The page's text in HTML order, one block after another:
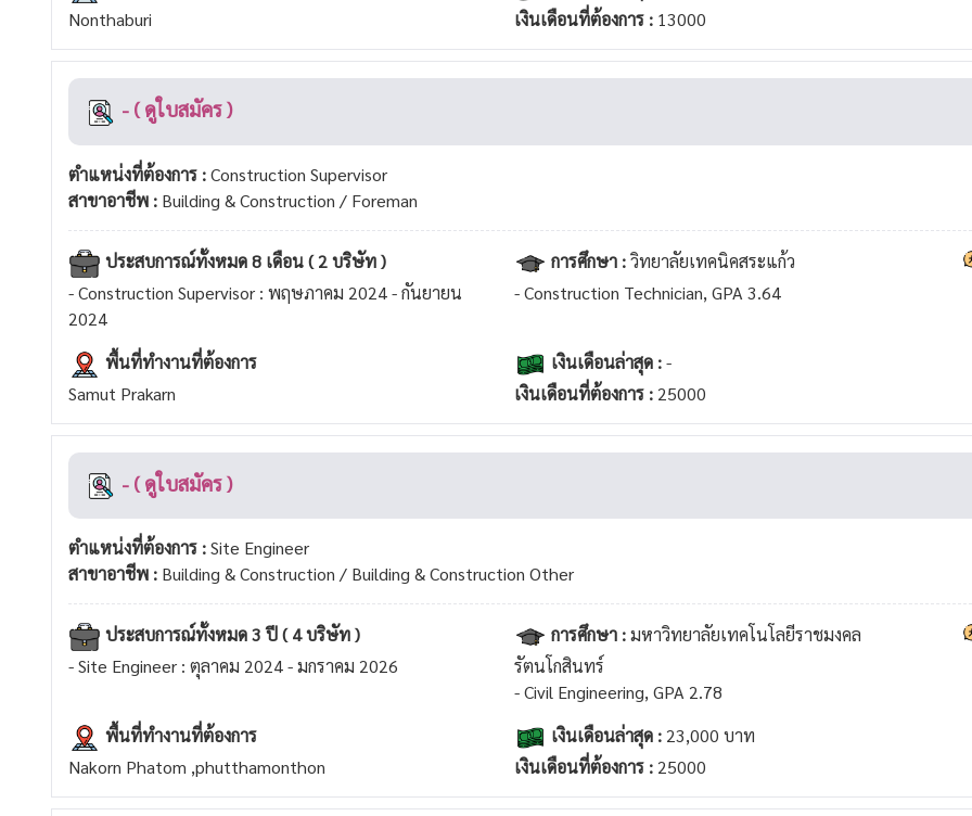
Nonthaburi
เงินเดือนที่ต้องการ : 13000
- ( ดูใบสมัคร )
ตำแหน่งที่ต้องการ :Construction Supervisor
สาขาอาชีพ : Building & Construction / Foreman
ประสบการณ์ทั้งหมด 8 เดือน ( 2 บริษัท )
- Construction Supervisor : พฤษภาคม 2024 - กันยายน
2024
การศึกษา :วิทยาลัยเทคนิคสระแก้ว
- Construction Technician, GPA 3.64
พื้นที่ทำงานที่ต้องการ
Samut Prakarn
เงินเดือนล่าสุด :-
เงินเดือนที่ต้องการ : 25000
- ( ดูใบสมัคร )
ตำแหน่งที่ต้องการ :Site Engineer
สาขาอาชีพ : Building & Construction / Building & Construction Other
ประสบการณ์ทั้งหมด 3 ปี ( 4 บริษัท )
- Site Engineer : ตุลาคม 2024 - มกราคม 2026
การศึกษา :มหาวิทยาลัยเทคโนโลยีราชมงคล
รัตนโกสินทร์
- Civil Engineering, GPA 2.78
พื้นที่ทำงานที่ต้องการ
Nakorn Phatom ,phutthamonthon
เงินเดือนล่าสุด : 23,000 บาท
เงินเดือนที่ต้องการ : 25000